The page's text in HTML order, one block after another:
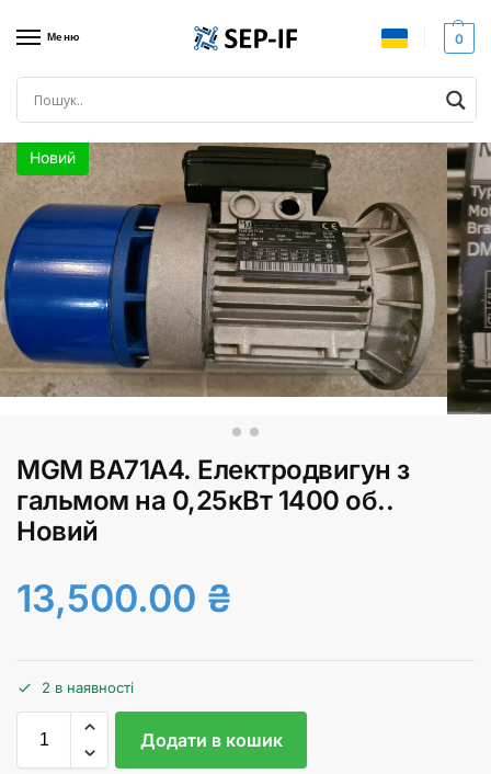
Меню 0
Головна Серводвигуни
Новий
MGM BA71A4. Електродвигун з
гальмом на 0,25кВт 1400 об..
Новий
13,500.00 ₴
2 в наявності
Додати в кошик